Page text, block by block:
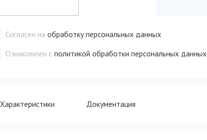
Согласен наобработку персональных данных
Ознакомлен сполитикой обработки персональных данных
Характеристики Документация